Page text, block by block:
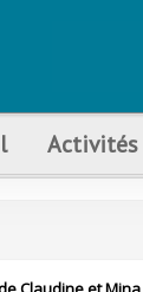
Activités